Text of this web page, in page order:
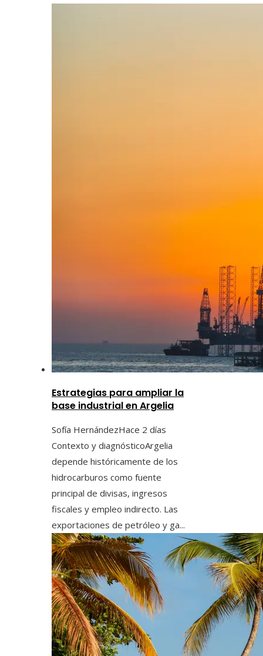
Estrategias para ampliar la
base industrial en Argelia
Sofía HernándezHace 2 días
Contexto y diagnósticoArgelia
depende históricamente de los
hidrocarburos como fuente
principal de divisas, ingresos
fiscales y empleo indirecto. Las
exportaciones de petróleo y ga...